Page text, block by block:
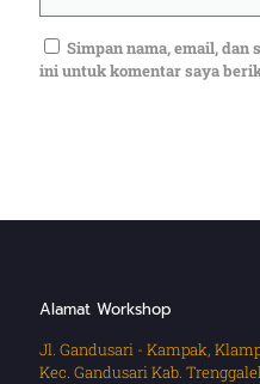
Simpan nama, email, dan
ini untuk komentar saya
Alamat Workshop
Jl. Gandusari - Kampak,
Kec. Gandusari Kab.